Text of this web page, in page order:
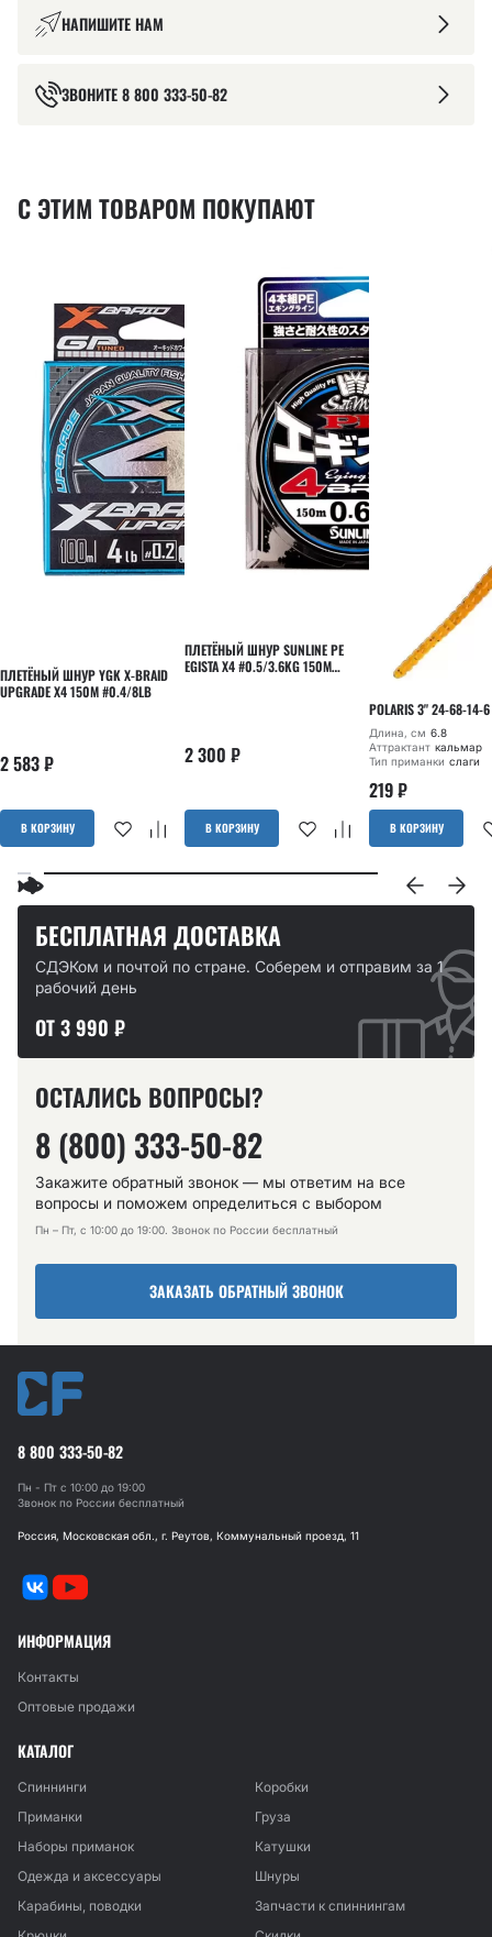
НАПИШИТЕ НАМ
ЗВОНИТЕ8 800 333-50-82
С ЭТИМ ТОВАРОМ ПОКУПАЮТ
ПЛЕТЁНЫЙ ШНУР YGK X-BRAID
UPGRADE X4 150M #0.4/8LB
2 583₽
В КОРЗИНУ
ПЛЕТЁНЫЙ ШНУР SUNLINE PE
EGISTA X4 #0.5/3.6KG 150M
2 300 ₽
В КОРЗИНУ
POLARIS 3" 24-68-14-6
Длина, см 6.8
Аттрактант кальмар
Тип приманки слаги
219₽
В КОРЗИНУ
БЕСПЛАТНАЯ ДОСТАВКА
СДЭКом и почтой по стране. Соберем и отправим за 1
рабочий день
ОТ 3 990 ₽
ОСТАЛИСЬ ВОПРОСЫ?
8 (800) 333-50-82
Закажите обратный звонок — мы ответим на все
вопросы и поможем определиться с выбором
Пн – Пт, с 10:00 до 19:00. Звонок по России бесплатный
ЗАКАЗАТЬ ОБРАТНЫЙ ЗВОНОК
8 800 333-50-82
Пн - Пт с 10:00 до 19:00
Звонок по России бесплатный
Россия, Московская обл., г. Реутов, Коммунальный проезд, 11
ИНФОРМАЦИЯ
Контакты
Оптовые продажи
КАТАЛОГ
Спиннинги
Коробки
Приманки
Груза
Наборы приманок
Катушки
Одежда и аксессуары
Шнуры
Карабины, поводки
Запчасти к спиннингам